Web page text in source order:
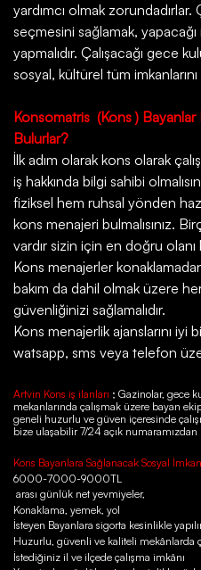
yardımcı olmak zorundadırlar.
seçmesini sağlamak, yapacağı
yapmalıdır. Çalışacağı gece
sosyal, kültürel tüm imkanlarını
Konsomatris (Kons ) Bayanlar
Bulurlar?
İlk adım olarak kons olarak
iş hakkında bilgi sahibi
fiziksel hem ruhsal yönden
kons menajeri bulmalısınız.
vardır sizin için en doğru
Kons menajerler
bakım da dahil olmak üzere
güvenliğinizi sağlamalıdır.
Kons menajerlik ajanslarını iyi
watsapp, sms veya telefon
Artvin Kons iş ilanları ; Gazinolar, gece
mekanlarında çalışmak üzere bayan
geneli huzurlu ve güven içeresinde
bize ulaşabilir 7/24 açık
Kons Bayanlara Sağlanacak Sosyal
6000-7000-9000TL
arası günlük net yevmiyeler,
Konaklama, yemek, yol
İsteyen Bayanlara sigorta kesinlikle
Huzurlu, güvenli ve kaliteli mekânlarda
İstediğiniz il ve ilçede çalışma imkânı